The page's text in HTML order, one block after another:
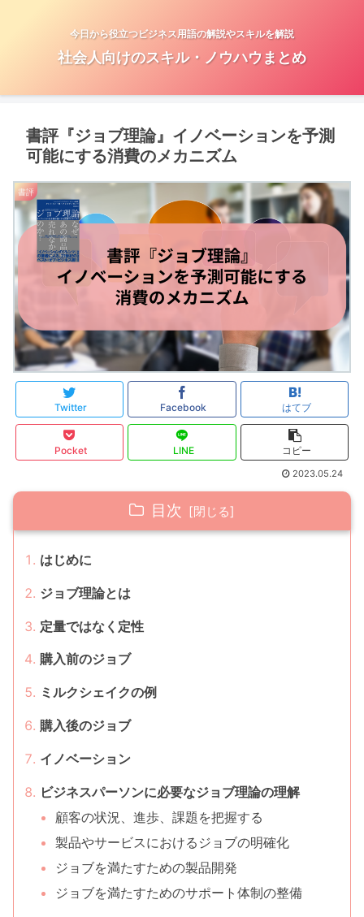
今日から役立つビジネス用語の解説やスキルを解説
社会人向けのスキル・ノウハウまとめ
書評『ジョブ理論』イノベーションを予測
可能にする消費のメカニズム
書評
Twitter Facebook はてブ
Pocket LINE コピー
2023.05.24
目次
はじめに
ジョブ理論とは
定量ではなく定性
購入前のジョブ
ミルクシェイクの例
購入後のジョブ
イノベーション
ビジネスパーソンに必要なジョブ理論の理解
顧客の状況、進歩、課題を把握する
製品やサービスにおけるジョブの明確化
ジョブを満たすための製品開発
ジョブを満たすためのサポート体制の整備